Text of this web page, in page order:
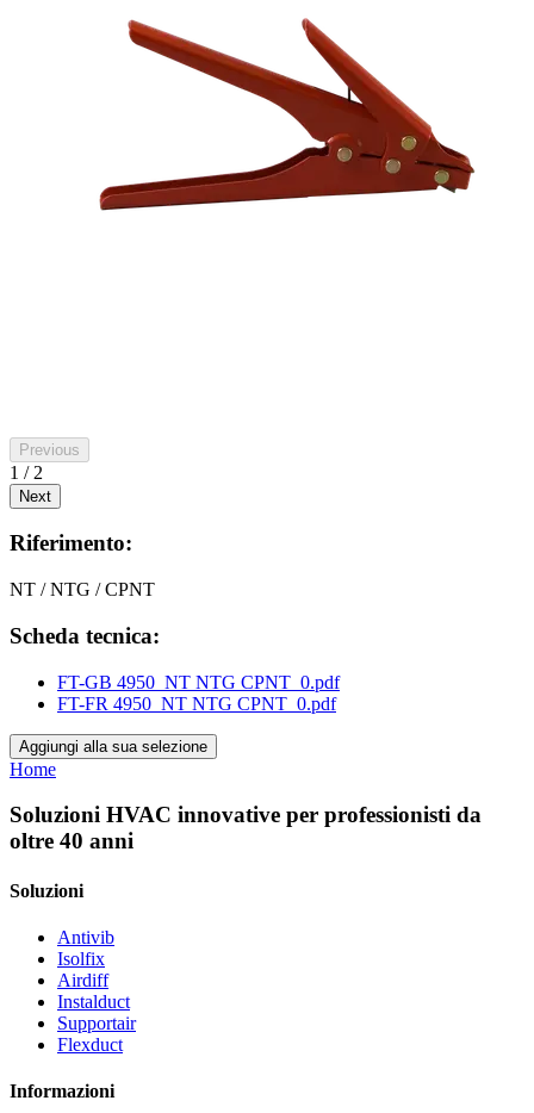
Previous
1 / 2
Next
Riferimento:
NT / NTG / CPNT
Scheda tecnica:
FT-GB 4950_NT NTG CPNT_0.pdf
FT-FR 4950_NT NTG CPNT_0.pdf
Aggiungi alla sua selezione
Home
Soluzioni HVAC innovative per professionisti da
oltre 40 anni
Soluzioni
Antivib
Isolfix
Airdiff
Instalduct
Supportair
Flexduct
Informazioni